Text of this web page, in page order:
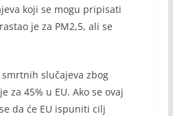
koji se mogu pripisati
je za PM2,5, ali se
slučajeva zbog
za 45% u EU. Ako se ovaj
da će EU ispuniti cilj